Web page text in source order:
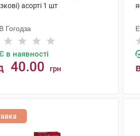
асорті 1 шт
Гогодза
в наявності
40.00 грн